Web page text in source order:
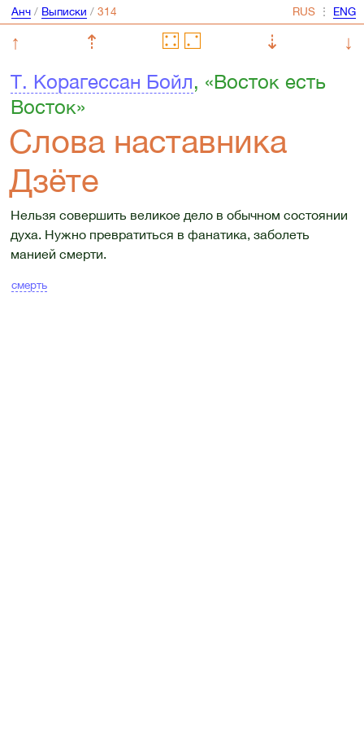
Анч/ Выписки / ⋮
↑ ⇡ ⇣
↓
Т. Корагессан Бойл, «Восток есть
Восток»
Слова наставника
Дзёте
Нельзя совершить великое дело в обычном состоянии
духа. Нужно превратиться в фанатика, заболеть
манией смерти.
смерть